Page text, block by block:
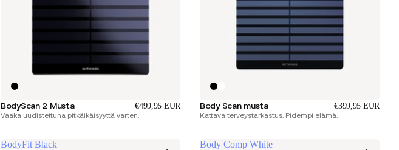
BodyScan 2 Musta €499,95 EUR
Vaaka uudistettuna pitkäikäisyyttä varten.
Body Scan musta €399,95 EUR
Kattava terveystarkastus. Pidempi elämä.
BodyFit Black Body Comp White